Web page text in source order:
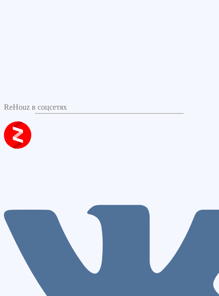
ReHouz в соцсетях